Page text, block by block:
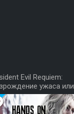
Evil Requiem:
ужаса или
эра в серии?